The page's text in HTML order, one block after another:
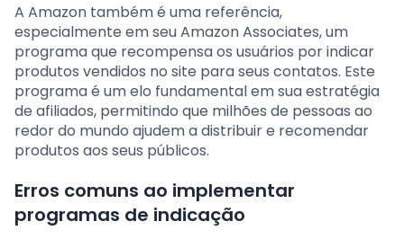
A Amazon também é uma referência,
especialmente em seu Amazon Associates, um
programa que recompensa os usuários por indicar
produtos vendidos no site para seus contatos. Este
programa é um elo fundamental em sua estratégia
de afiliados, permitindo que milhões de pessoas ao
redor do mundo ajudem a distribuir e recomendar
produtos aos seus públicos.
Erros comuns ao implementar
programas de indicação